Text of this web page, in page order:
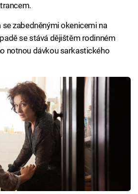
zabedněnými okenicemi na
se stává dějištěm rodinném
notnou dávkou sarkastického